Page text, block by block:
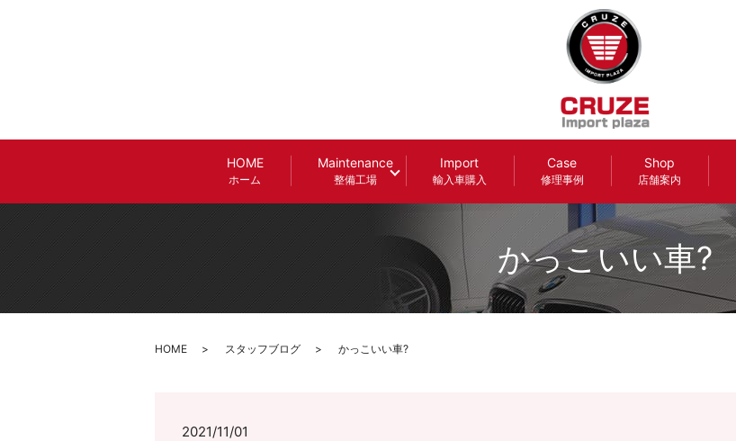
HOME
ホーム
Maintenance
整備工場
Import
輸入車購入
Case
修理事例
Shop
店舗案内
かっこいい車?
HOME スタッフブログ かっこいい車?
2021/11/01